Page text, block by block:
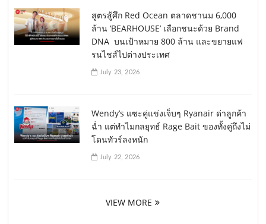
สูตรสู้ศึก Red Ocean ตลาดชานม 6,000
ล้าน ‘BEARHOUSE’ เลือกชนะด้วย Brand
DNA บนเป้าหมาย 800 ล้าน และขยายแฟ
รนไชส์ไปต่างประเทศ
July 23, 2026
Wendy’s แซะคู่แข่งเจ็บๆ Ryanair ด่าลูกค้า
ฉ่ำ แต่ทำไมกลยุทธ์ Rage Bait ของทั้งคู่ถึงไม่
โดนทัวร์ลงหนัก
July 22, 2026
VIEW MORE